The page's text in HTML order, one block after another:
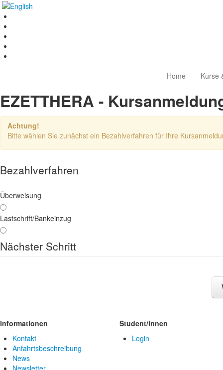
Home Kurse
EZETTHERA -
Achtung!
Bitte wählen Sie zunächst ein Bezahlverfahren für Ihre
Bezahlverfahren
Überweisung
Lastschrift/Bankeinzug
Nächster Schritt
Informationen
Kontakt
Anfahrtsbeschreibung
News
Student/innen
Login